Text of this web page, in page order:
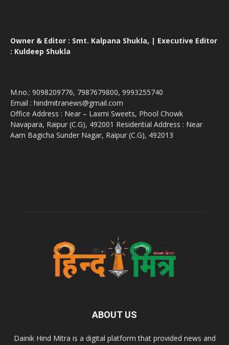
Owner & Editor : Smt. Kalpana Shukla, | Executive Editor
: Kuldeep Shukla
M.no.: 9098209776, 7987679800, 9993255740
Email : hindmitranews@gmail.com
Office Address : Near – Laxmi Sweets, Phool Chowk
Navapara, Raipur (C.G), 492001 Residential Address : Near
Aam Bagicha Sunder Nagar, Raipur (C.G), 492013
ABOUT US
Dainik Hind Mitra is a digital platform that provided news and